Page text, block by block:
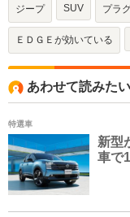
ジープ SUV プラ
ＥＤＧＥが効いている
あわせて読みたい
特選車
新型
車で